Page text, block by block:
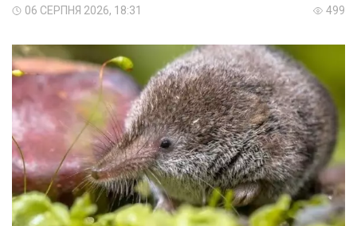
06 СЕРПНЯ 2026, 18:31 499